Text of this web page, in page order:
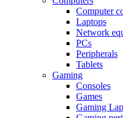
Computer
Laptops
Network
PCs
Peripherals
Tablets
Gaming
Consoles
Games
Gaming